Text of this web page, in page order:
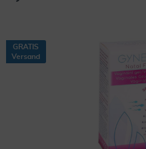
GRATIS
Versand